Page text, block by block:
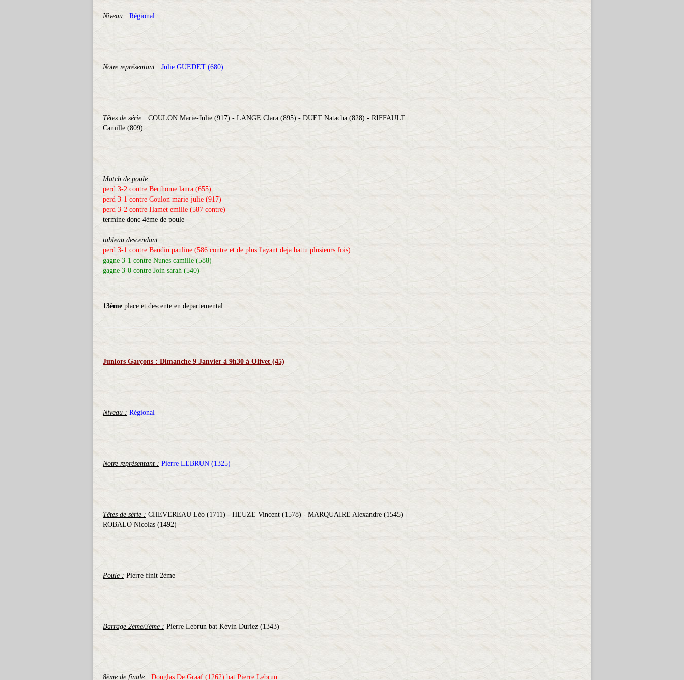
Niveau : Régional
Notre représentant : Julie GUEDET (680)
Têtes de série : COULON Marie-Julie (917) - LANGE Clara (895) - DUET Natacha (828) - RIFFAULT
Camille (809)
Match de poule :
perd 3-2 contre Berthome laura (655)
perd 3-1 contre Coulon marie-julie (917)
perd 3-2 contre Hamet emilie (587 contre)
termine donc 4ème de poule
tableau descendant :
perd 3-1 contre Baudin pauline (586 contre et de plus l'ayant deja battu plusieurs fois)
gagne 3-1 contre Nunes camille (588)
gagne 3-0 contre Join sarah (540)
13ème place et descente en departemental
Juniors Garçons : Dimanche 9 Janvier à 9h30 à Olivet (45)
Niveau : Régional
Notre représentant : Pierre LEBRUN (1325)
Têtes de série : CHEVEREAU Léo (1711) - HEUZE Vincent (1578) - MARQUAIRE Alexandre (1545) -
ROBALO Nicolas (1492)
Poule : Pierre finit 2ème
Barrage 2ème/3ème : Pierre Lebrun bat Kévin Duriez (1343)
8ème de finale : Douglas De Graaf (1262) bat Pierre Lebrun